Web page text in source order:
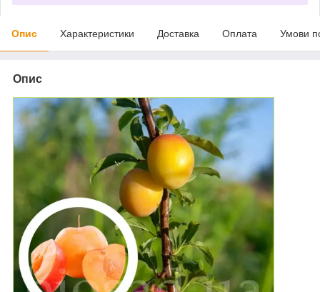
Опис Характеристики Доставка Оплата Умови
Опис